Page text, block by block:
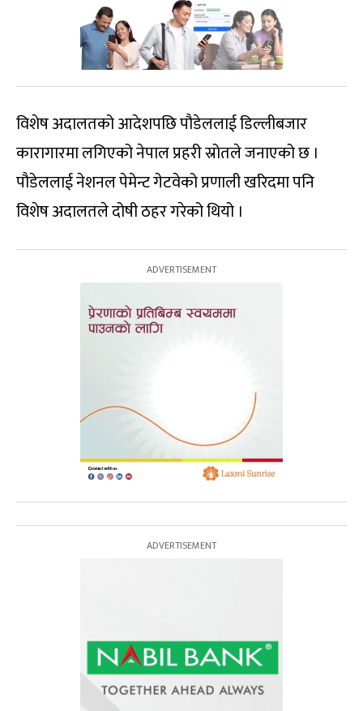
विशेष अदालतको आदेशपछि पौडेललाई डिल्लीबजार
कारागारमा लगिएको नेपाल प्रहरी स्रोतले जनाएको छ ।
पौडेललाई नेशनल पेमेन्ट गेटवेको प्रणाली खरिदमा पनि
विशेष अदालतले दोषी ठहर गरेको थियो ।